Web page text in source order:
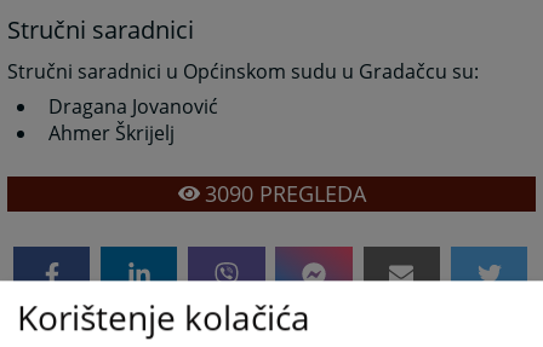
Stručni saradnici
Stručni saradnici u Općinskom sudu u Gradačcu su:
Dragana Jovanović
Ahmer Škrijelj
3090PREGLEDA
Korištenje kolačića